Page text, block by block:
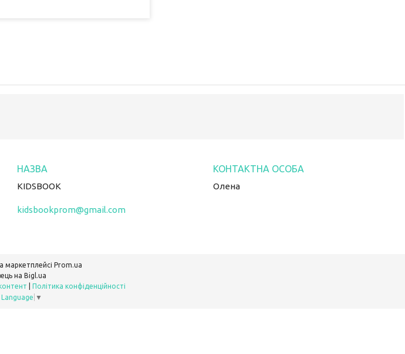
KIDSBOOK
kidsbookprom@gmail.com
Олена
маркетплейсі Prom.ua
на Bigl.ua
Політика конфіденційності
▼